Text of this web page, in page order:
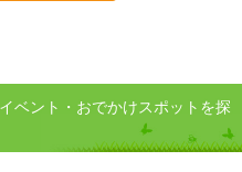
ベント・おでかけスポットを探